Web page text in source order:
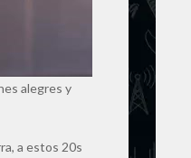
alegres y
a estos 20s